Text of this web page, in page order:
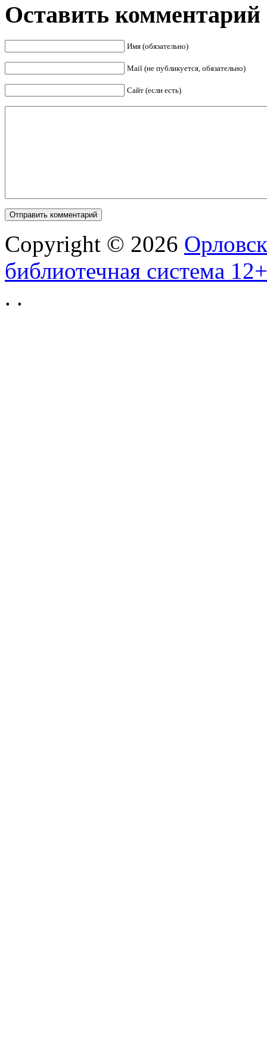
Оставить комментарий
Имя (обязательно)
Mail (не публикуется, обязательно)
Сайт (если есть)
Copyright © 2026
библиотечная система 12+
. .